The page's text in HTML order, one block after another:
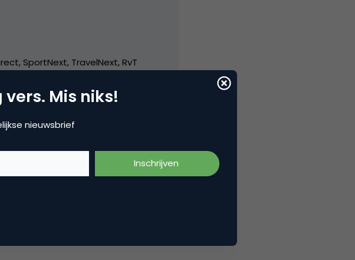
SportNext, TravelNext, RvT
Mis niks!
nieuwsbrief